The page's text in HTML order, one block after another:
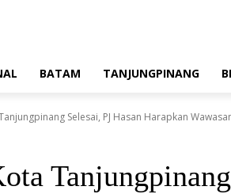
BATAM TANJUNGPINANG
Selesai, PJ Hasan Harapkan
Tanjungpinang